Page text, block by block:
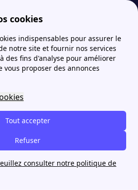
cookies
indispensables pour assurer le
notre site et fournir nos services
des fins d'analyse pour améliorer
vous proposer des annonces
Tout accepter
Refuser
consulter notre politique de
Actualités Data centers : explosion des demandes de raccordement électrique
: explosion
de
électrique